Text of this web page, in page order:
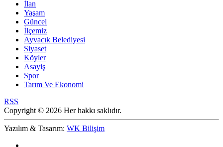
İlan
Yaşam
Güncel
İlçemiz
Ayvacık Belediyesi
Siyaset
Köyler
Asayiş
Spor
Tarım Ve Ekonomi
RSS
Copyright © 2026 Her hakkı saklıdır.
Yazılım & Tasarım: WK Bilişim